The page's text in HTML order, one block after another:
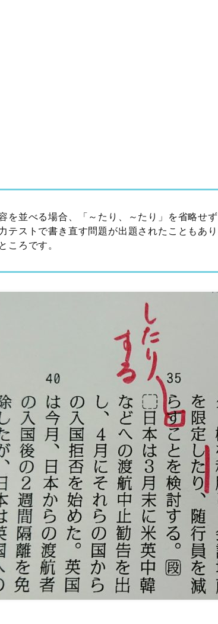
を並べる場合、「～たり、～たり」を省略せ
テストで書き直す問題が出題されたこともあ
ころです。